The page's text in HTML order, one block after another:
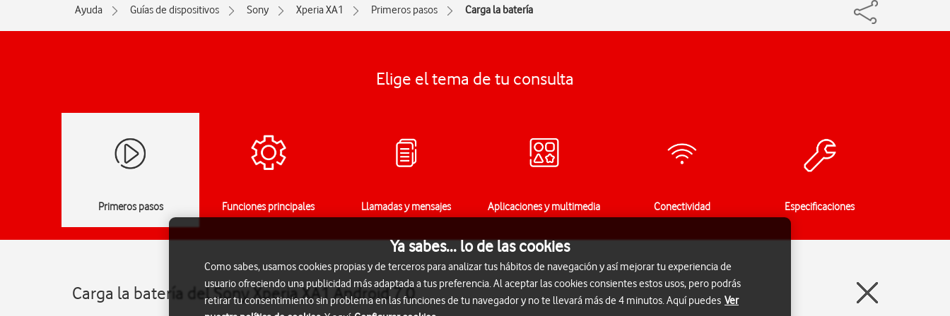
Ayuda Guías de dispositivos Sony Xperia XA1 Primeros pasos Carga la batería
Elige el tema de tu consulta
Primeros pasos Funciones principales Llamadas y mensajes Aplicaciones y multimedia Conectividad Especificaciones
Carga la batería del Sony Xperia XA1 Android 7.0
Ya sabes... lo de las cookies
Como sabes, usamos cookies propias y de terceros para analizar tus hábitos de navegación y así mejorar tu experiencia de
usuario ofreciendo una publicidad más adaptada a tus preferencia. Al aceptar las cookies consientes estos usos, pero podrás
retirar tu consentimiento sin problema en las funciones de tu navegador y no te llevará más de 4 minutos. Aquí puedes Ver